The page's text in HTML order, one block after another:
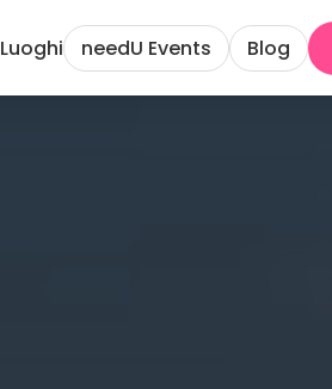
Luoghi needU Events Blog